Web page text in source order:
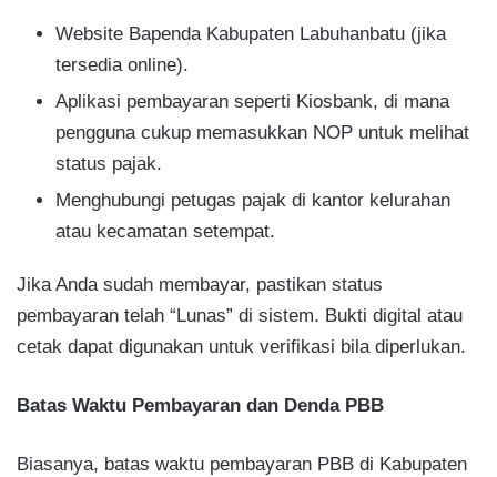
Website Bapenda Kabupaten Labuhanbatu (jika
tersedia online).
Aplikasi pembayaran seperti Kiosbank, di mana
pengguna cukup memasukkan NOP untuk melihat
status pajak.
Menghubungi petugas pajak di kantor kelurahan
atau kecamatan setempat.
Jika Anda sudah membayar, pastikan status
pembayaran telah “Lunas” di sistem. Bukti digital atau
cetak dapat digunakan untuk verifikasi bila diperlukan.
Batas Waktu Pembayaran dan Denda PBB
Biasanya, batas waktu pembayaran PBB di Kabupaten